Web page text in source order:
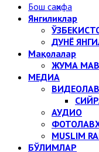
Бош саҳифа
Янгиликлар
ДУНЁ
Мақолалар
ЖУМА
МЕДИА
АУДИО
MUSLIM
БЎЛИМЛАР